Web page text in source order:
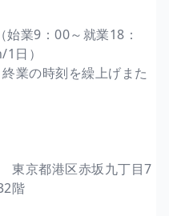
業9：00～就業18：
日）
業の時刻を繰上げまた
京都港区赤坂九丁目7
階